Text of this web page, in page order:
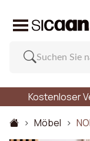
Kostenloser
Möbel